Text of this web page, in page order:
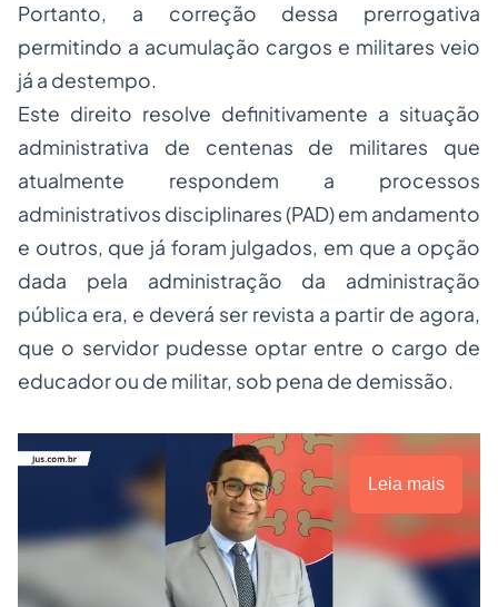
Portanto, a correção dessa prerrogativa
permitindo a acumulação cargos e militares veio
já a destempo.
Este direito resolve definitivamente a situação
administrativa de centenas de militares que
atualmente respondem a processos
administrativos disciplinares (PAD) em andamento
e outros, que já foram julgados, em que a opção
dada pela administração da administração
pública era, e deverá ser revista a partir de agora,
que o servidor pudesse optar entre o cargo de
educador ou de militar, sob pena de demissão.
Leia mais